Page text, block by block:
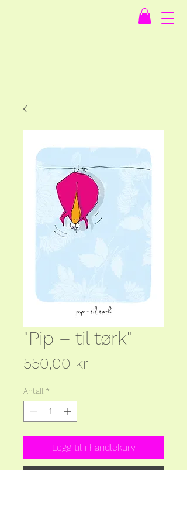
"Pip – til tørk"
550,00 krPris
Antall *
Legg til i handlekurv